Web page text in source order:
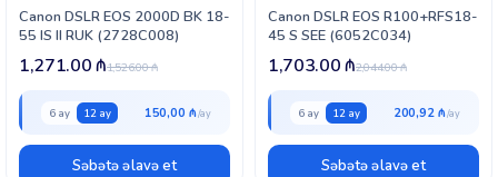
Canon DSLR EOS 2000D BK 18-
55 IS II RUK (2728C008)
1,526.00₼
1,271.00₼
6 ay 12 ay 150,00 ₼
Səbətə əlavə et
Canon DSLR EOS R100+RFS18-
45 S SEE (6052C034)
2,044.00₼
1,703.00₼
6 ay 12 ay 200,92 ₼
Səbətə əlavə et